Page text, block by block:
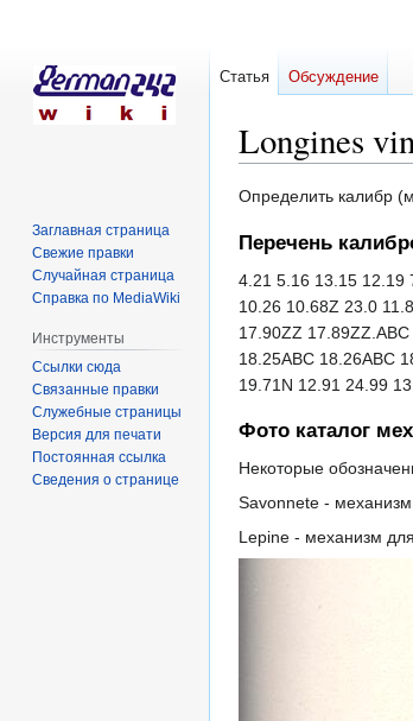
Longines
Перейти
навигации
Перейти
поиску
Определить калибр
Перечень
4.21 5.16 13.15 12.19
10.26 10.68Z 23.0
17.90ZZ
18.25ABC 18.26ABC
19.71N 12.91 24.99
Фото каталог
Некоторые
Savonnete -
Lepine - механизм
Статья Обсуждение
Заглавная страница
Свежие правки
Случайная страница
Справка по MediaWiki
Инструменты
Ссылки сюда
Связанные правки
Служебные страницы
Версия для печати
Постоянная ссылка
Сведения о странице